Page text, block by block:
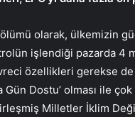
olarak, ülkemizin
işlendiği pazarda 4
özellikleri gerekse de
Gün Dostu’ olması ile
Milletler İklim